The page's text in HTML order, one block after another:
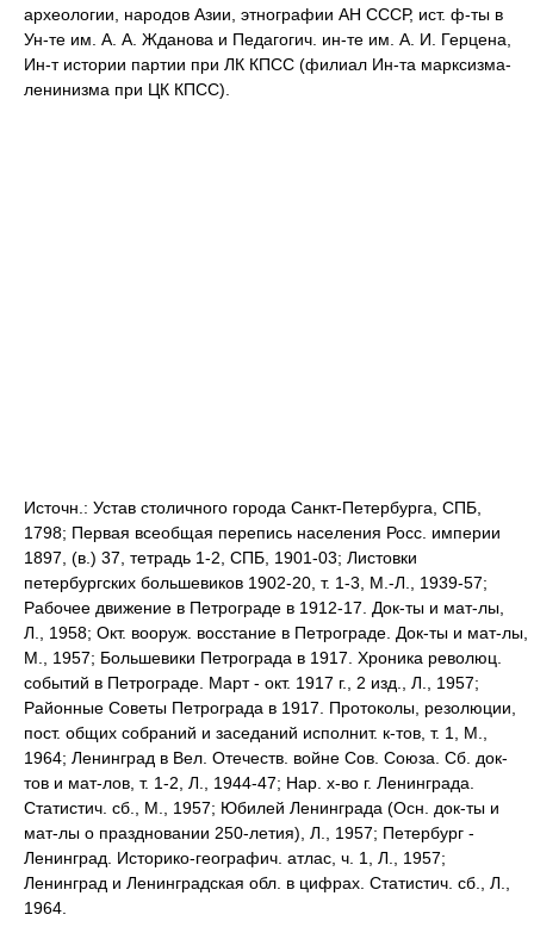
археологии, народов Азии, этнографии АН СССР, ист. ф-ты в
Ун-те им. А. А. Жданова и Педагогич. ин-те им. А. И. Герцена,
Ин-т истории партии при ЛК КПСС (филиал Ин-та марксизма-
ленинизма при ЦК КПСС).
Источн.: Устав столичного города Санкт-Петербурга, СПБ,
1798; Первая всеобщая перепись населения Росс. империи
1897, (в.) 37, тетрадь 1-2, СПБ, 1901-03; Листовки
петербургских большевиков 1902-20, т. 1-3, М.-Л., 1939-57;
Рабочее движение в Петрограде в 1912-17. Док-ты и мат-лы,
Л., 1958; Окт. вооруж. восстание в Петрограде. Док-ты и мат-лы,
М., 1957; Большевики Петрограда в 1917. Хроника революц.
событий в Петрограде. Март - окт. 1917 г., 2 изд., Л., 1957;
Районные Советы Петрограда в 1917. Протоколы, резолюции,
пост. общих собраний и заседаний исполнит. к-тов, т. 1, М.,
1964; Ленинград в Вел. Отечеств. войне Сов. Союза. Сб. док-
тов и мат-лов, т. 1-2, Л., 1944-47; Нар. х-во г. Ленинграда.
Статистич. сб., М., 1957; Юбилей Ленинграда (Осн. док-ты и
мат-лы о праздновании 250-летия), Л., 1957; Петербург -
Ленинград. Историко-географич. атлас, ч. 1, Л., 1957;
Ленинград и Ленинградская обл. в цифрах. Статистич. сб., Л.,
1964.